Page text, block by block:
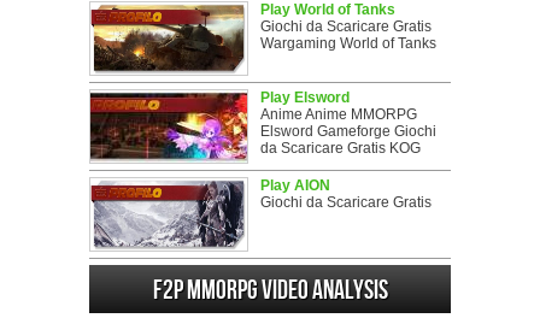
Play World of Tanks
Giochi da Scaricare Gratis
Wargaming World of Tanks
Play Elsword
Anime Anime MMORPG
Elsword Gameforge Giochi
da Scaricare Gratis KOG
Play AION
Giochi da Scaricare Gratis
F2P MMORPG Video analysis